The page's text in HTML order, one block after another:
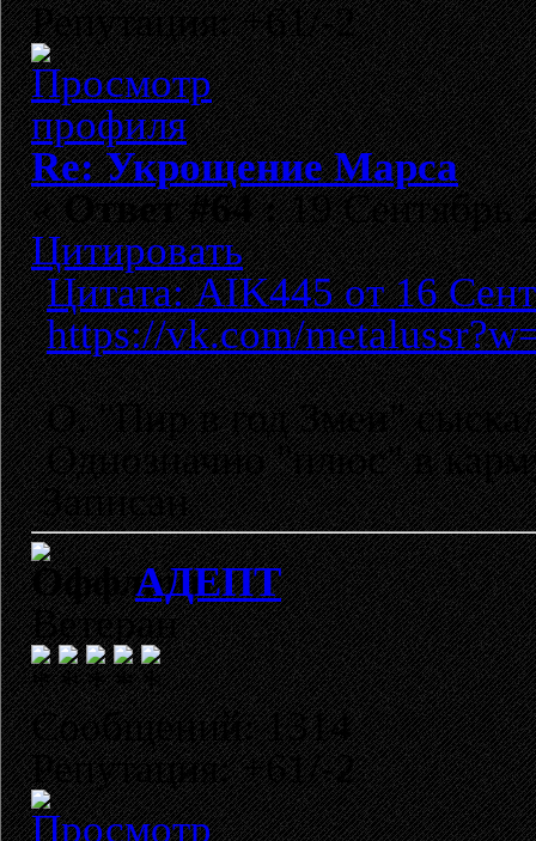
Репутация: +61/-2
Re: Укрощение Марса
«Ответ #64 :19 Сентябрь
Цитировать
Цитата: AIK445 от 16
https://vk.com/
О, "Пир в год Змеи"
Однозначно "плюс" в
Записан
АДЕПТ
Ветеран
Сообщений: 1314
Репутация: +61/-2